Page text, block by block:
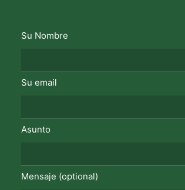
Su Nombre
Su email
Asunto
Mensaje (optional)